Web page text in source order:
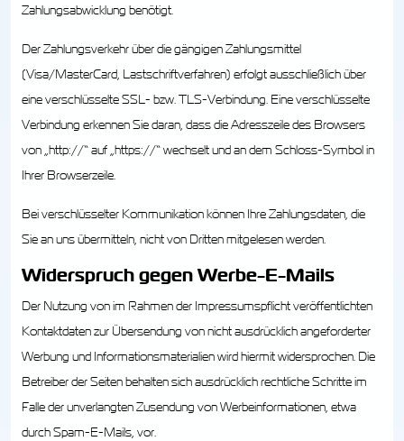
Zahlungsabwicklung benötigt.
Der Zahlungsverkehr über die gängigen Zahlungsmittel
(Visa/MasterCard, Lastschriftverfahren) erfolgt ausschließlich über
eine verschlüsselte SSL- bzw. TLS-Verbindung. Eine verschlüsselte
Verbindung erkennen Sie daran, dass die Adresszeile des Browsers
von „http://“ auf „https://“ wechselt und an dem Schloss-Symbol in
Ihrer Browserzeile.
Bei verschlüsselter Kommunikation können Ihre Zahlungsdaten, die
Sie an uns übermitteln, nicht von Dritten mitgelesen werden.
Widerspruch gegen Werbe-E-Mails
Der Nutzung von im Rahmen der Impressumspflicht veröffentlichten
Kontaktdaten zur Übersendung von nicht ausdrücklich angeforderter
Werbung und Informationsmaterialien wird hiermit widersprochen. Die
Betreiber der Seiten behalten sich ausdrücklich rechtliche Schritte im
Falle der unverlangten Zusendung von Werbeinformationen, etwa
durch Spam-E-Mails, vor.